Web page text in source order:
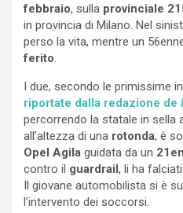
febbraio, sulla provinciale
in provincia di Milano. Nel
perso la vita, mentre un
ferito.
I due, secondo le primissime
riportate dalla redazione de
percorrendo la statale in sella
all’altezza di una rotonda, è
Opel Agila guidata da un
contro il guardrail, li ha
Il giovane automobilista si è
l’intervento dei soccorsi.